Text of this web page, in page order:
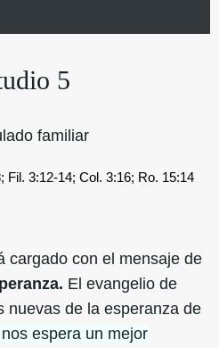
5
familiar
Fil. 3:12-14; Col. 3:16; Ro. 15:14
cargado con el mensaje de
El evangelio de
nuevas de la esperanza de
espera un mejor